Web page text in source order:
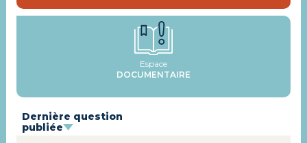
Espace
DOCUMENTAIRE
Dernière question
publiée